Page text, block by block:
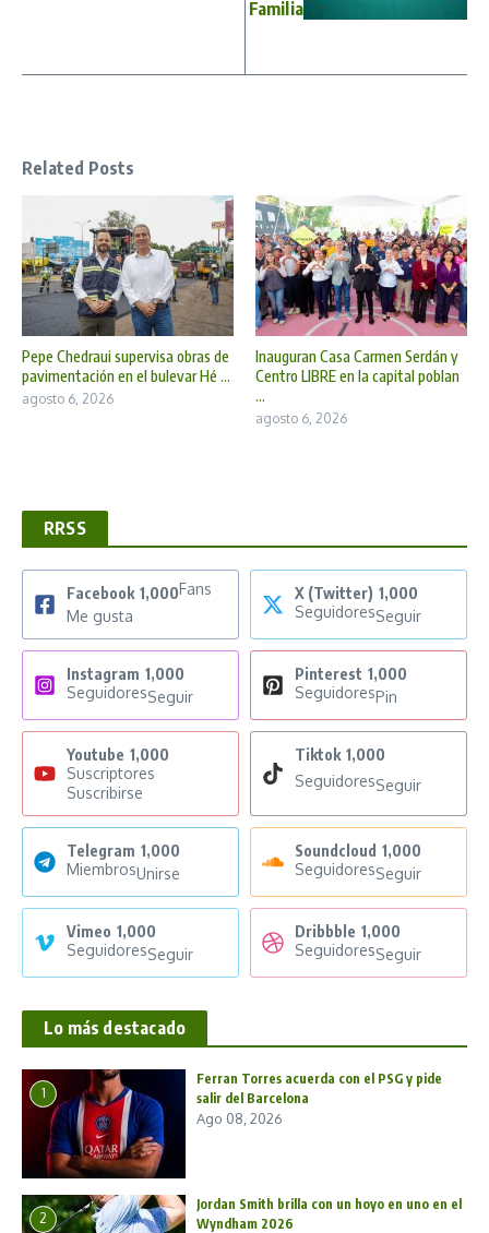
Familia
Related Posts
Pepe Chedraui supervisa obras de
pavimentación en el bulevar Hé ...
agosto 6, 2026
Inauguran Casa Carmen Serdán y
Centro LIBRE en la capital poblan
...
agosto 6, 2026
RRSS
Facebook 1,000Fans
Me gusta
X (Twitter) 1,000
SeguidoresSeguir
Instagram 1,000
SeguidoresSeguir
Pinterest 1,000
SeguidoresPin
Youtube 1,000
Suscriptores
Suscribirse
Tiktok 1,000
SeguidoresSeguir
Telegram 1,000
MiembrosUnirse
Soundcloud 1,000
SeguidoresSeguir
Vimeo 1,000
SeguidoresSeguir
Dribbble 1,000
SeguidoresSeguir
Lo más destacado
1
Ferran Torres acuerda con el PSG y pide
salir del Barcelona
Ago 08, 2026
2
Jordan Smith brilla con un hoyo en uno en el
Wyndham 2026